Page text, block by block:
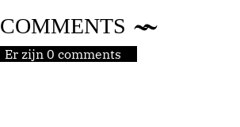
COMMENTS
Er zijn 0 comments